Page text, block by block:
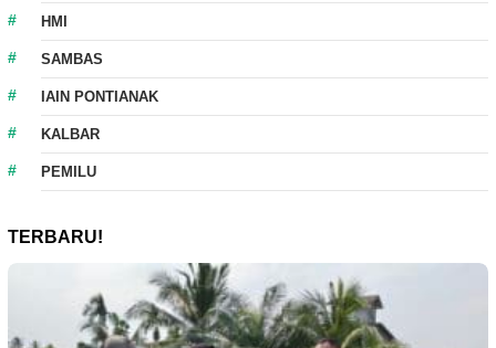
HMI
SAMBAS
IAIN PONTIANAK
KALBAR
PEMILU
TERBARU!